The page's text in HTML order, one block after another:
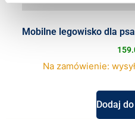
Mobilne legowisko dla
Na zamówienie:
Dodaj